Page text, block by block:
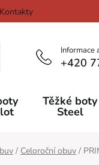
Kontakty
Informace
+420
Těžké boty
Steel
/ Celoroční obuv /